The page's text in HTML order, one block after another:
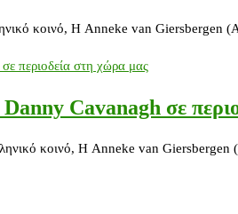
κοινό, Η Anneke van
Cavanagh σε
κοινό, Η Anneke van